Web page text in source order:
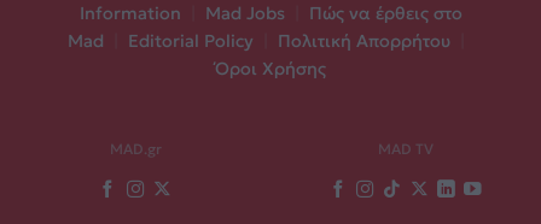
Information
Mad Jobs
Πώς να έρθεις στο
Mad
Editorial Policy Πολιτική Απορρήτου
Όροι Χρήσης
MAD.gr MAD TV